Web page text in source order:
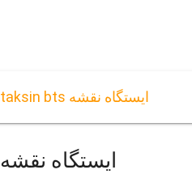
سفن taksin bts ایستگاه نقشه
سفن taksin bts ایستگاه نقشه